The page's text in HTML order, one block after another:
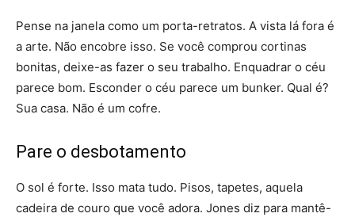
Pense na janela como um porta-retratos. A vista lá fora é
a arte. Não encobre isso. Se você comprou cortinas
bonitas, deixe-as fazer o seu trabalho. Enquadrar o céu
parece bom. Esconder o céu parece um bunker. Qual é?
Sua casa. Não é um cofre.
Pare o desbotamento
O sol é forte. Isso mata tudo. Pisos, tapetes, aquela
cadeira de couro que você adora. Jones diz para mantê-